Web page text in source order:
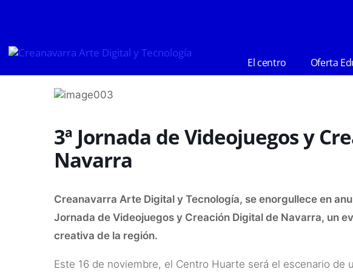
El centro Oferta
3ª Jornada de Videojuegos y
Navarra
Creanavarra Arte Digital y Tecnología, se enorgullece en
Jornada de Videojuegos y Creación Digital de Navarra, un
creativa de la región.
Este 16 de noviembre, el Centro Huarte será el escenario de